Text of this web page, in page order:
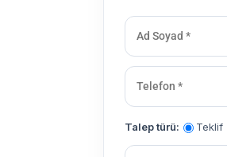
Talep türü: Teklif